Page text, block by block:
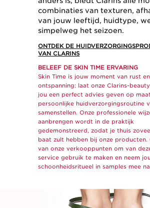
combinaties van texturen,
van jouw leeftijd, huidtype,
simpelweg het seizoen.
ONTDEK DE
VAN CLARINS
BELEEF DE SKIN TIME ERVARING
Skin Time is jouw moment van rust en
ontspanning: laat onze Clarins-
jou een perfect advies geven op
persoonlijke huidverzorgingsroutine
samenstellen. Onze professionele
aanbrengen wordt in de praktijk
gedemonstreerd, zodat je thuis
baat zult hebben bij onze producten.
van onze verkooppunten om van
service gebruik te maken en neem
schoonheidsritueel in samples mee